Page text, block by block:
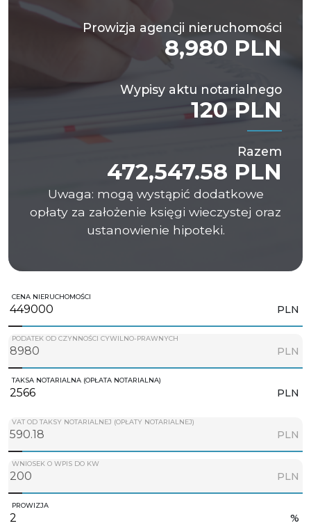
Prowizja agencji nieruchomości
8,980 PLN
Wypisy aktu notarialnego
120 PLN
Razem
472,547.58 PLN
Uwaga: mogą wystąpić dodatkowe
opłaty za założenie księgi wieczystej oraz
ustanowienie hipoteki.
CENA NIERUCHOMOŚCI
PLN
PODATEK OD CZYNNOŚCI CYWILNO-PRAWNYCH
PLN
TAKSA NOTARIALNA (OPŁATA NOTARIALNA)
PLN
VAT OD TAKSY NOTARIALNEJ (OPŁATY NOTARIALNEJ)
PLN
WNIOSEK O WPIS DO KW
PLN
PROWIZJA
%